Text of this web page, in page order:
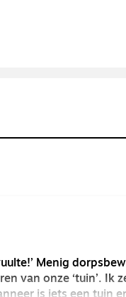
Menig
van onze ‘tuin’. Ik